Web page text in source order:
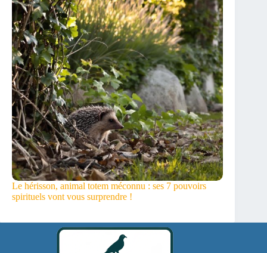
Le hérisson, animal totem méconnu : ses 7 pouvoirs
spirituels vont vous surprendre !